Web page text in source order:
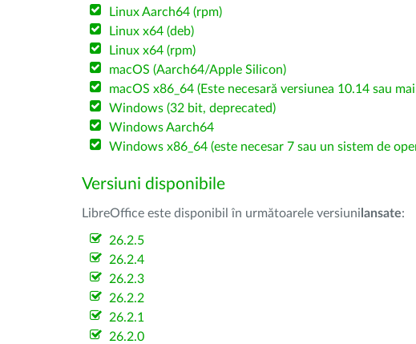
Linux Aarch64 (rpm)
Linux x64 (deb)
Linux x64 (rpm)
macOS (Aarch64/Apple Silicon)
macOS x86_64 (Este necesară versiunea 10.14 sau
Windows (32 bit, deprecated)
Windows Aarch64
Windows x86_64 (este necesar 7 sau un sistem de
Versiuni disponibile
LibreOffice este disponibil în următoarele versiuni lansate:
26.2.5
26.2.4
26.2.3
26.2.2
26.2.1
26.2.0